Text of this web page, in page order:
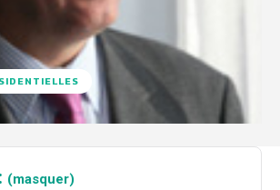
(masquer)